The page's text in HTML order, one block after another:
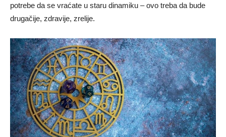
potrebe da se vraćate u staru dinamiku – ovo treba da bude
drugačije, zdravije, zrelije.